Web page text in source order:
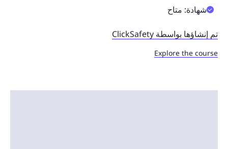
شهادة: متاح
تم إنشاؤها بواسطة ClickSafety
Explore the course